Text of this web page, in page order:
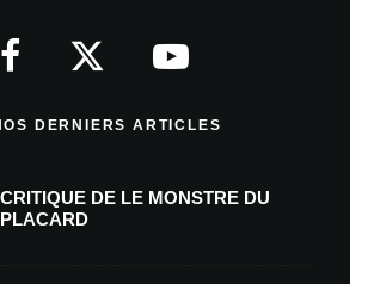
DERNIERS ARTICLES
CRITIQUE DE LE MONSTRE DU
PLACARD